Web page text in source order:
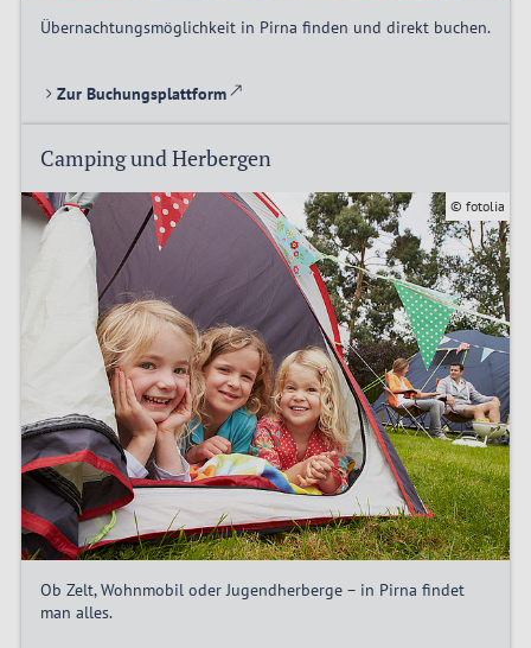
Übernachtungsmöglichkeit in Pirna finden und direkt buchen.
Zur Buchungsplattform
Camping und Herbergen
© fotolia
Ob Zelt, Wohnmobil oder Jugendherberge – in Pirna findet
man alles.